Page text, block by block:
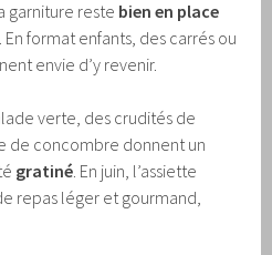
garniture reste bien en place
. En format enfants, des carrés ou
envie d’y revenir.
verte, des crudités de
de concombre donnent un
gratiné . En juin, l’assiette
repas léger et gourmand,